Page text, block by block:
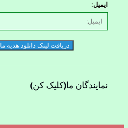
ایمیل:
دریافت لینک دانلود هدیه ما
نمایندگان ما(کلیک کن)